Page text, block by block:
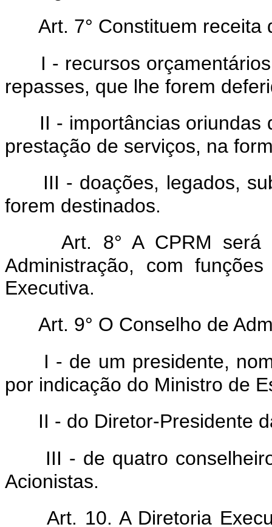
Art. 7° Constituem receita
I - recursos
repasses, que lhe forem
II - importâncias oriundas
prestação de serviços, na
III - doações, legados,
forem destinados.
Art. 8° A CPRM será
Administração, com
Executiva.
Art. 9° O Conselho de
I - de um presidente,
por indicação do Ministro de
II - do Diretor-Presidente
III - de quatro
Acionistas.
Art. 10. A Diretoria